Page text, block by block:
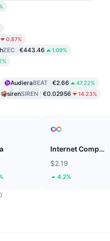
0.87%
ZEC €443.46 1.09%
AudieraBEAT €2.66 47.22%
sirenSIREN €0.02956 14.23%
Internet Computer
$2.19
4.2%